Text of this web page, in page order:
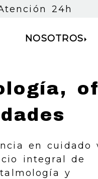
24h
NOSOTROS
en cuidado
integral de
y